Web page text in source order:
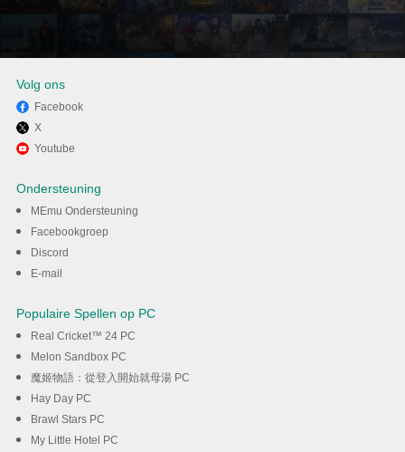
Ervaar Google Assistent op pc
Volg ons
Facebook
X
Youtube
Ondersteuning
MEmu Ondersteuning
Facebookgroep
Discord
E-mail
Populaire Spellen op PC
Real Cricket™ 24 PC
Melon Sandbox PC
魔姬物語：從登入開始就母湯 PC
Hay Day PC
Brawl Stars PC
My Little Hotel PC